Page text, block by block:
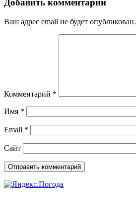
Добавить комментарий
Ваш адрес email не будет опубликован.
Комментарий *
Имя *
Email *
Сайт